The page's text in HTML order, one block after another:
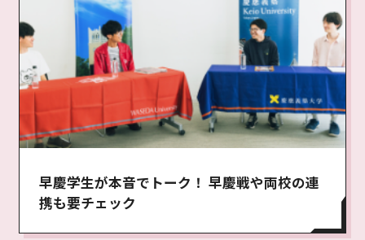
早慶学生が本音でトーク！ 早慶戦や両校の連
携も要チェック